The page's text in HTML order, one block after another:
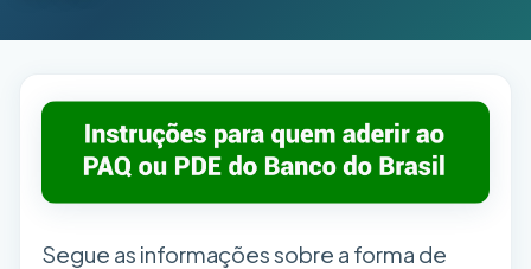
Segue as informações sobre a forma de